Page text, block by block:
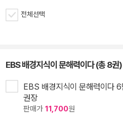
전체선택
EBS 배경지식이 문해력이다 (총 8권)
EBS 배경지식이 문해력이다
권장
판매가 11,700원